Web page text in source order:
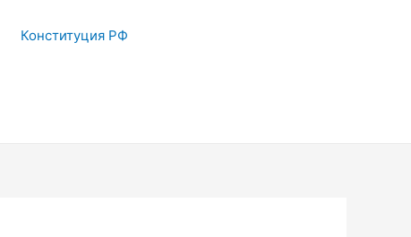
Конституция РФ